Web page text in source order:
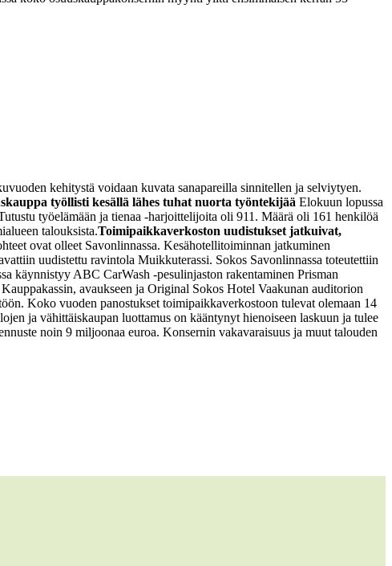
kehitystä voidaan kuvata sanapareilla sinnitellen ja selviytyen.
työllisti kesällä lähes tuhat nuorta työntekijää Elokuun lopussa
työelämään ja tienaa -harjoittelijoita oli 911. Määrä oli 161 henkilöä
talouksista.Toimipaikkaverkoston uudistukset jatkuivat,
ovat olleet Savonlinnassa. Kesähotellitoiminnan jatkuminen
uudistettu ravintola Muikkuterassi. Sokos Savonlinnassa toteutettiin
käynnistyy ABC CarWash -pesulinjaston rakentaminen Prisman
avaukseen ja Original Sokos Hotel Vaakunan auditorion
Koko vuoden panostukset toimipaikkaverkostoon tulevat olemaan 14
ja vähittäiskaupan luottamus on kääntynyt hienoiseen laskuun ja tulee
noin 9 miljoonaa euroa. Konsernin vakavaraisuus ja muut talouden